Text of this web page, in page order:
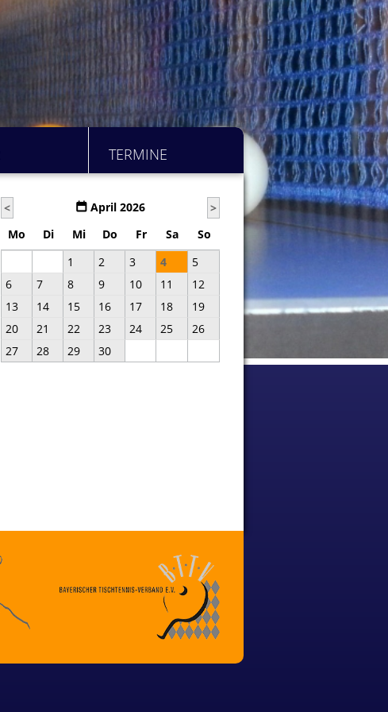
TERMINE
< April 2026
>
Mo
Di Mi Do Fr Sa
So
1
2 3 4
5
6
7 8 9 10 11
12
13
14 15 16 17 18
19
20
21 22 23 24 25
26
27
28 29 30